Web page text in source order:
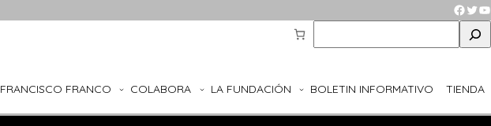
e
r
FRANCISCO FRANCO COLABORA LA FUNDACIÓN BOLETIN INFORMATIVO TIENDA